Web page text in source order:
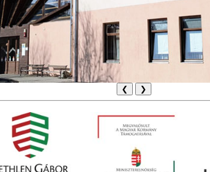
❮ ❯